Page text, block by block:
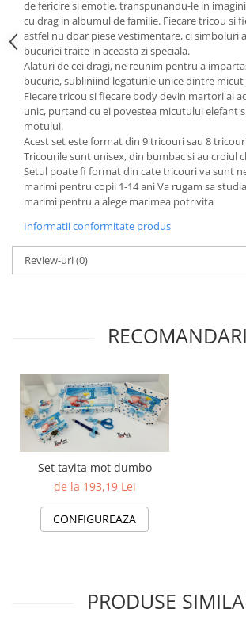
de fericire si emotie, transpunandu-le in
cu drag in albumul de familie. Fiecare tricou si
astfel nu doar piese vestimentare, ci simboluri
bucuriei traite in aceasta zi speciala.
Alaturi de cei dragi, ne reunim pentru a
bucurie, subliniind legaturile unice dintre micut
Fiecare tricou si fiecare body devin martori ai
unic, purtand cu ei povestea micutului elefant
motului.
Acest set este format din 9 tricouri sau 8
Tricourile sunt unisex, din bumbac si au croiul
Setul poate fi format din cate tricouri va sunt
marimi pentru copii 1-14 ani Va rugam sa
marimi pentru a alege marimea potrivita
Informatii conformitate produs
Review-uri(0)
RECOMANDARI
Set tavita mot dumbo
de la 193,19 Lei
CONFIGUREAZA
PRODUSE